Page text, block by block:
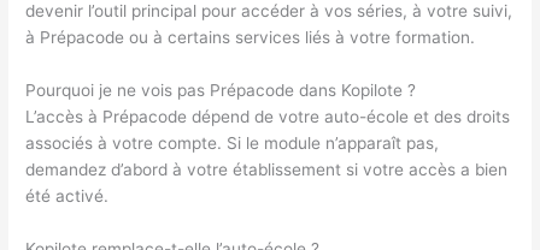
devenir l’outil principal pour accéder à vos séries, à votre suivi,
à Prépacode ou à certains services liés à votre formation.
Pourquoi je ne vois pas Prépacode dans Kopilote ?
L’accès à Prépacode dépend de votre auto-école et des droits
associés à votre compte. Si le module n’apparaît pas,
demandez d’abord à votre établissement si votre accès a bien
été activé.